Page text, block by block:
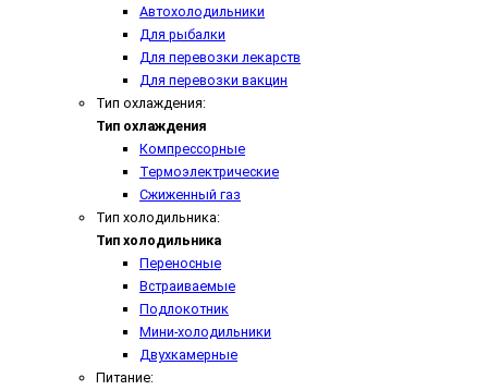
Автохолодильники
Для рыбалки
Для перевозки лекарств
Для перевозки вакцин
Тип охлаждения:
Тип охлаждения
Компрессорные
Термоэлектрические
Сжиженный газ
Тип холодильника:
Тип холодильника
Переносные
Встраиваемые
Подлокотник
Мини-холодильники
Двухкамерные
Питание: